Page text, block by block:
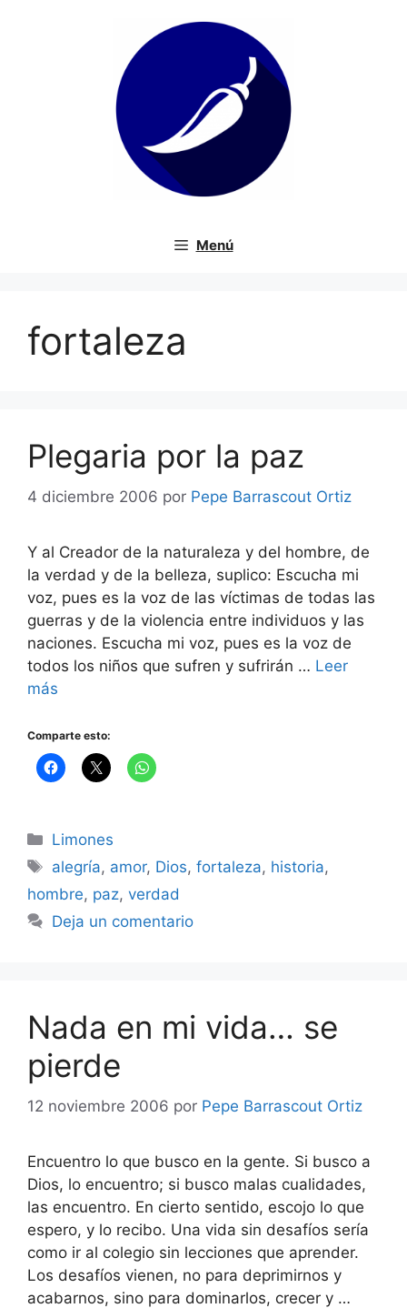
Menú
fortaleza
Plegaria por la paz
4 diciembre 2006 por Pepe Barrascout Ortiz
Y al Creador de la naturaleza y del hombre, de
la verdad y de la belleza, suplico: Escucha mi
voz, pues es la voz de las víctimas de todas las
guerras y de la violencia entre individuos y las
naciones. Escucha mi voz, pues es la voz de
todos los niños que sufren y sufrirán … Leer
más
Comparte esto:
Categorías
Limones
Etiquetas
alegría, amor, Dios,fortaleza, historia,
hombre, paz, verdad
Deja un comentario
Nada en mi vida… se
pierde
12 noviembre 2006 por Pepe Barrascout Ortiz
Encuentro lo que busco en la gente. Si busco a
Dios, lo encuentro; si busco malas cualidades,
las encuentro. En cierto sentido, escojo lo que
espero, y lo recibo. Una vida sin desafíos sería
como ir al colegio sin lecciones que aprender.
Los desafíos vienen, no para deprimirnos y
acabarnos, sino para dominarlos, crecer y …